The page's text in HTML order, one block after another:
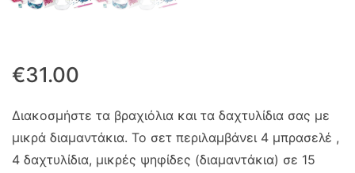
€31.00
Διακοσμήστε τα βραχιόλια και τα δαχτυλίδια σας με
μικρά διαμαντάκια. Το σετ περιλαμβάνει 4 μπρασελέ ,
4 δαχτυλίδια, μικρές ψηφίδες (διαμαντάκια) σε 15